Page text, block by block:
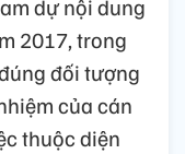
dự nội dung
2017, trong
đối tượng
của cán
thuộc diện